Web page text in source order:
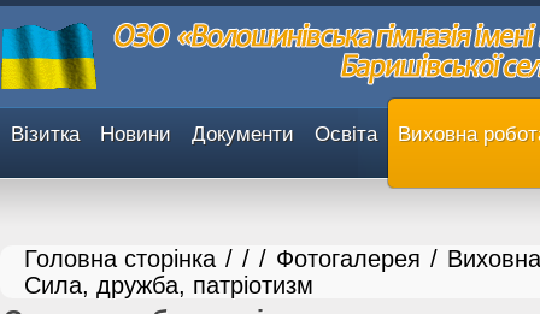
Візитка Новини Документи Освіта Виховна
Головна сторінка / / / Фотогалерея /
Сила, дружба, патріотизм